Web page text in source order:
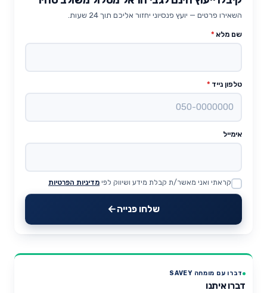
השאירו פרטים — יועץ פנסיוני יחזור אליכם תוך 24 שעות.
שם מלא *
טלפון נייד *
אימייל
Website
קראתי ואני מאשר/ת קבלת מידע ושיווק לפי מדיניות הפרטיות
שלחו פנייה
דברו עם מומחה SAVEY
דברו איתנו